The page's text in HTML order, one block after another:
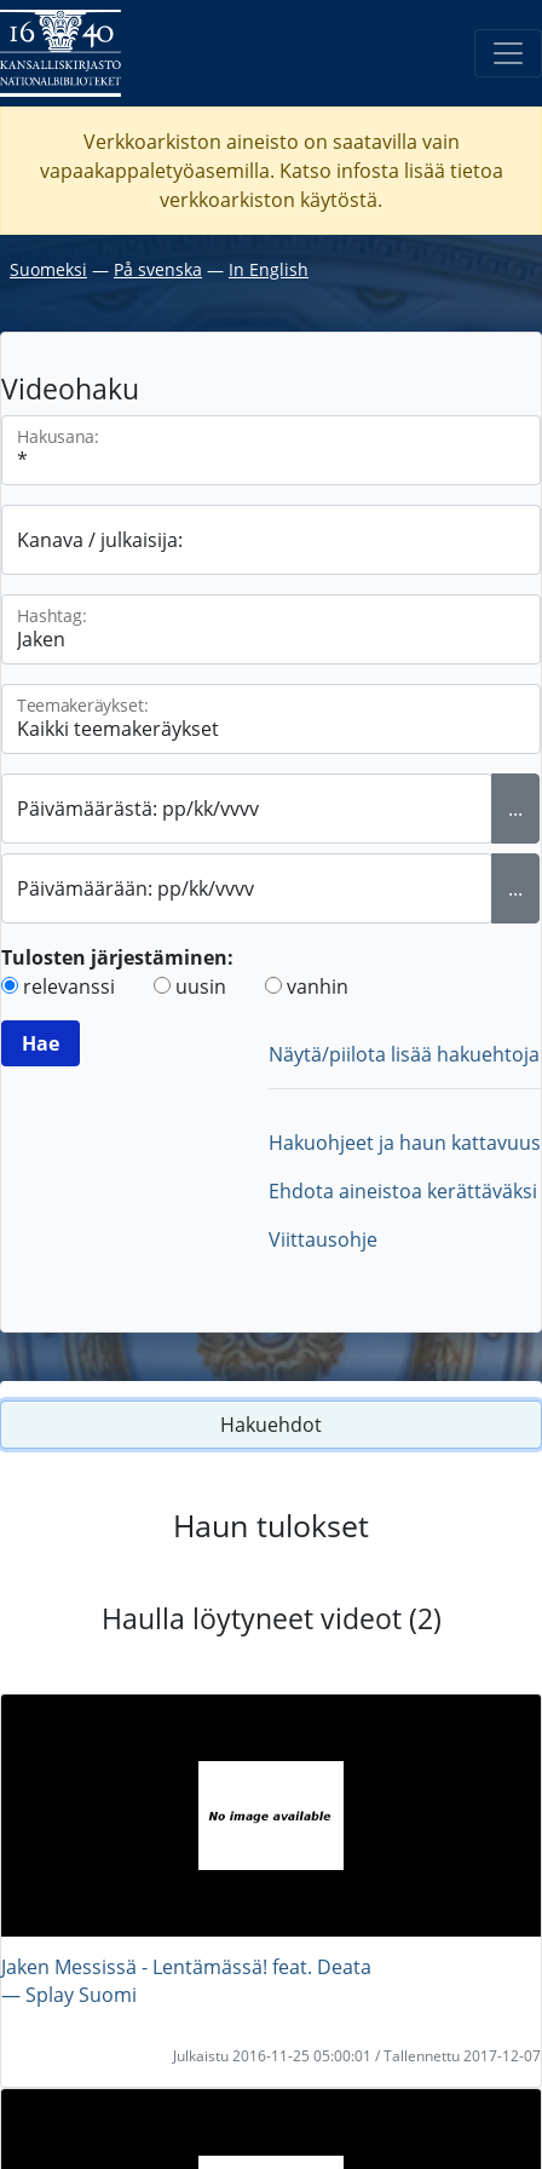
Verkkoarkiston aineisto on saatavilla vain
vapaakappaletyöasemilla. Katso infosta lisää tietoa
verkkoarkiston käytöstä.
Suomeksi ― På svenska ― In English
Videohaku
Hakusana:
Kanava / julkaisija:
Hashtag:
Teemakeräykset:
Päivämäärästä: pp/kk/vvvv ...
Päivämäärään: pp/kk/vvvv ...
Tulosten järjestäminen:
relevanssi
uusin vanhin
Näytä/piilota lisää hakuehtoja
Hakuohjeet ja haun kattavuus
Ehdota aineistoa kerättäväksi
Viittausohje
Hakuehdot
Haun tulokset
Haulla löytyneet videot (2)
Jaken Messissä - Lentämässä! feat. Deata
― Splay Suomi
Julkaistu 2016-11-25 05:00:01 / Tallennettu 2017-12-07